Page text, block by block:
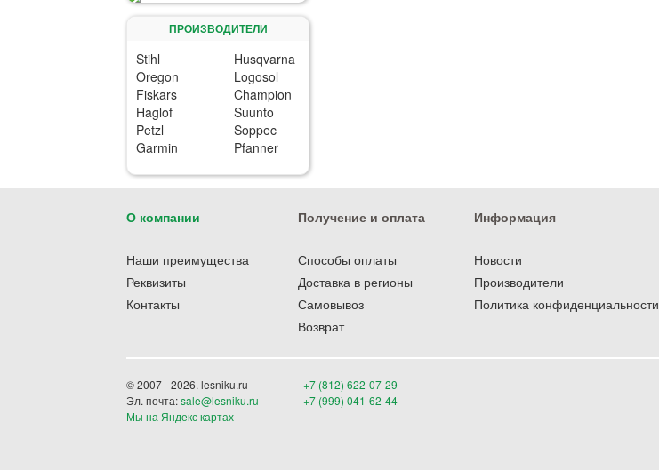
ПРОИЗВОДИТЕЛИ
Stihl
Husqvarna
Oregon
Logosol
Fiskars
Champion
Haglof
Suunto
Petzl
Soppec
Garmin
Pfanner
О компании
Наши преимущества
Реквизиты
Контакты
Получение и оплата
Способы оплаты
Доставка в регионы
Самовывоз
Возврат
Информация
Новости
Производители
Политика конфиденциальности
© 2007 - 2026. lesniku.ru
Эл. почта:sale@lesniku.ru
Мы на Яндекс картах
+7 (812) 622-07-29
+7 (999) 041-62-44